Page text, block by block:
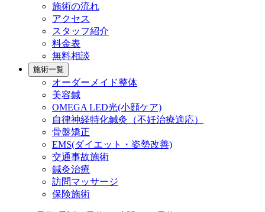
施術の流れ
アクセス
スタッフ紹介
料金表
無料相談
施術一覧
オーダーメイド整体
美容鍼
OMEGA LED光(小顔ケア)
自律神経特化鍼灸（不妊治療適応）
骨盤矯正
EMS(ダイエット・姿勢改善)
交通事故施術
鍼灸治療
訪問マッサージ
保険施術